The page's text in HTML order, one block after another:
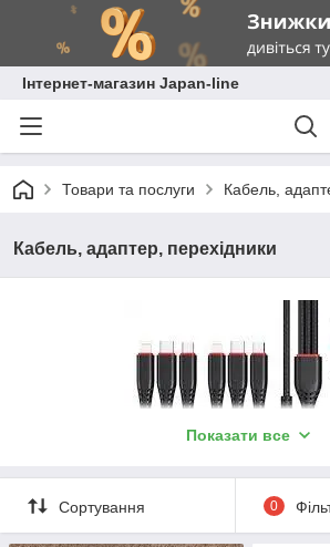
Інтернет-магазин Japan-line
Товари та послуги Кабель,
Кабель, адаптер, перехідники
Показати все
Сортування 0